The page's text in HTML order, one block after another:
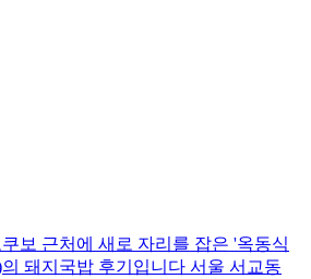
보 근처에 새로 자리를 잡은 '옥동식
의 돼지국밥 후기입니다 서울 서교동